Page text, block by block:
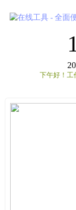
下午好！工